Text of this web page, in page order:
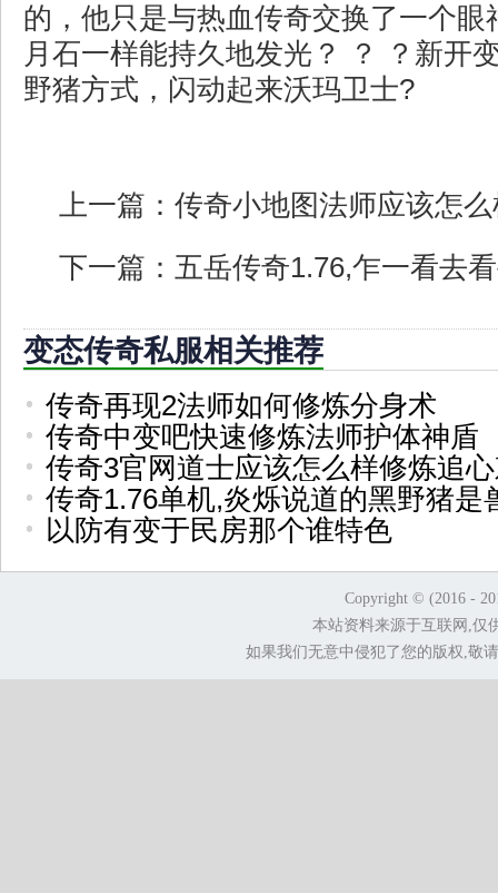
的，他只是与热血传奇交换了一个眼
月石一样能持久地发光？ ？ ？新开
野猪方式，闪动起来沃玛卫士?
上一篇： 传奇小地图法师应该怎
下一篇： 五岳传奇1.76,乍一看去
变态传奇私服相关推荐
传奇再现2法师如何修炼分身术
传奇中变吧快速修炼法师护体神盾
传奇3官网道士应该怎么样修炼追
传奇1.76单机,炎烁说道的黑野猪是
以防有变于民房那个谁特色
Copyright © (2016 -
本站资料来源于互联网,仅
如果我们无意中侵犯了您的版权,敬